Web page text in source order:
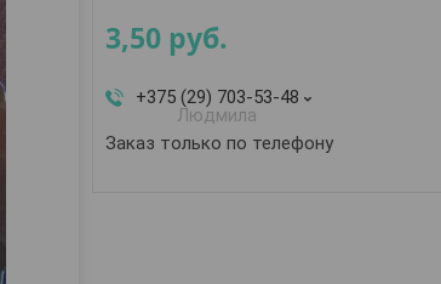
3,50 руб.
+375 (29) 703-53-48
Людмила
Заказ только по телефону